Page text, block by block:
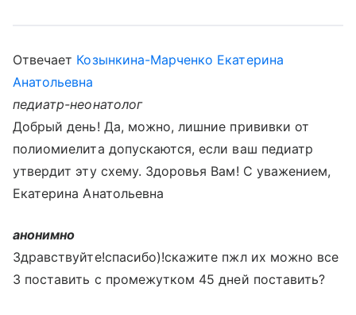
Отвечает Козынкина-Марченко Екатерина
Анатольевна
педиатр-неонатолог
Добрый день! Да, можно, лишние прививки от
полиомиелита допускаются, если ваш педиатр
утвердит эту схему. Здоровья Вам! С уважением,
Екатерина Анатольевна
анонимно
Здравствуйте!спасибо)!скажите пжл их можно все
3 поставить с промежутком 45 дней поставить?